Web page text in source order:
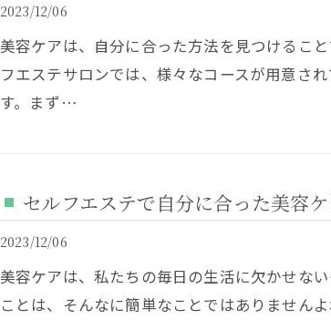
2023/12/06
美容ケアは、自分に合った方法を見つけるこ
フエステサロンでは、様々なコースが用意さ
す。まず…
セルフエステで自分に合った美容ケ
2023/12/06
美容ケアは、私たちの毎日の生活に欠かせな
ことは、そんなに簡単なことではありません